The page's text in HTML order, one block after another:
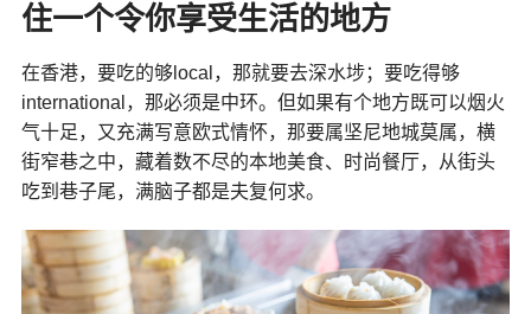
住一个令你享受生活的地方
在香港，要吃的够local，那就要去深水埗；要吃得够
international，那必须是中环。但如果有个地方既可以烟火
气十足，又充满写意欧式情怀，那要属坚尼地城莫属，横
街窄巷之中，藏着数不尽的本地美食、时尚餐厅，从街头
吃到巷子尾，满脑子都是夫复何求。